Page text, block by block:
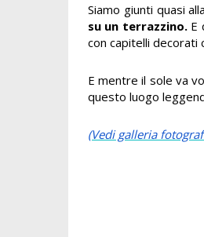
Siamo giunti quasi
su un terrazzino. E
con capitelli decorati
E mentre il sole va
questo luogo
(Vedi galleria